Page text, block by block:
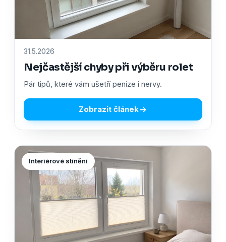
31.5.2026
Nejčastější chyby při výběru rolet
Pár tipů, které vám ušetří peníze i nervy.
Zobrazit článek
Interiérové stínění